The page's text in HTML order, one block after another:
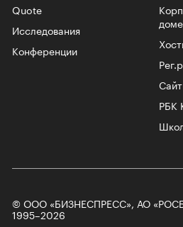
РБК
Quote
Исследования
Конференции
© ООО «БИЗНЕСПРЕСС», АО
1995–2026